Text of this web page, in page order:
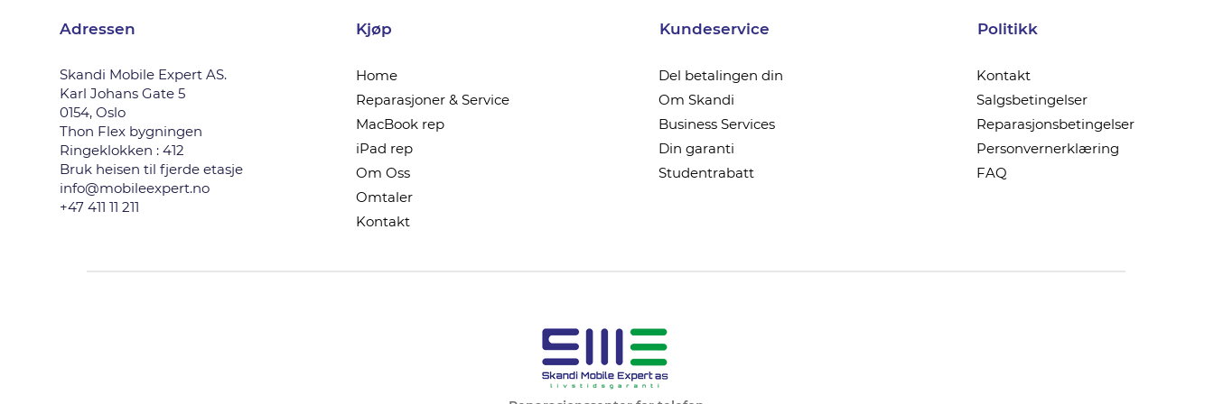
Adressen
Skandi Mobile Expert AS.
Karl Johans Gate 5
0154, Oslo
Thon Flex bygningen
Ringeklokken : 412
Bruk heisen til fjerde etasje
info@mobileexpert.no
+47 411 11 211
Kjøp
Home
Reparasjoner & Service
MacBook rep
iPad rep
Om Oss
Omtaler
Kontakt
Kundeservice
Del betalingen din
Om Skandi
Business Services
Din garanti
Studentrabatt
Politikk
Kontakt
Salgsbetingelser
Reparasjonsbetingelser
Personvernerklæring
FAQ